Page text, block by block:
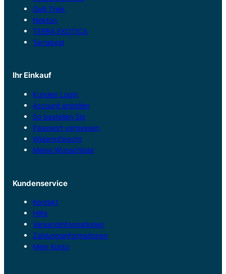
Golli Thek
Nekton
TERRA EXOTICA
Terrabest
Ihr Einkauf
Kunden Login
Account erstellen
So bestellen Sie
Passwort vergessen
Widerrufsrecht
Meine Wunschliste
Kundenservice
Kontakt
Hilfe
Versandinformationen
Zahlungsinformationen
Mein Konto